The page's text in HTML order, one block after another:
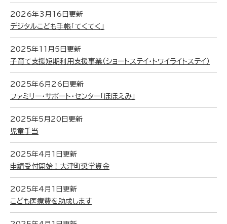
2026年3月16日更新
デジタルこども手帳「てくてく」
2025年11月5日更新
子育て支援短期利用支援事業（ショートステイ・トワイライトステイ）
2025年6月26日更新
ファミリー・サポート・センター「ほほえみ」
2025年5月20日更新
児童手当
2025年4月1日更新
申請受付開始！大津町奨学資金
2025年4月1日更新
こども医療費を助成します